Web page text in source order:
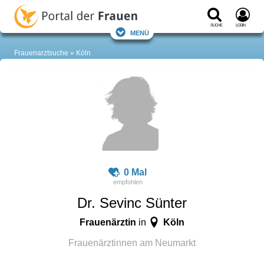
Suche Login
Menü
Frauenarztsuche Köln
0 Mal
Dr. Sevinc Sünter
Frauenärztin in Köln
Frauenärztinnen am Neumarkt